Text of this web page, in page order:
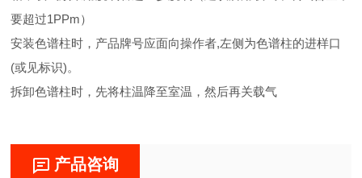
要超过1PPm）
安装色谱柱时，产品牌号应面向操作者,左侧为色谱柱的进样口
(或见标识)。
拆卸色谱柱时，先将柱温降至室温，然后再关载气
产品咨询